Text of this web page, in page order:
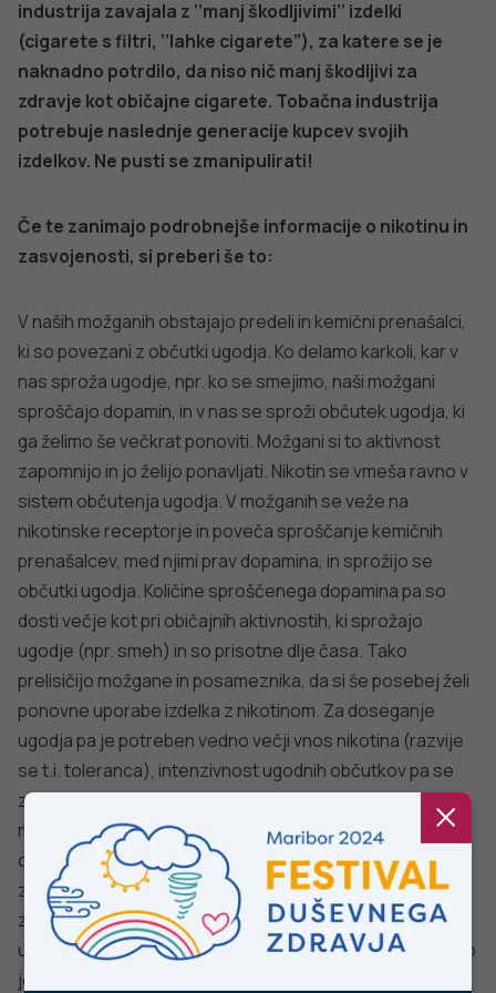
javno
zdravje
PREPREČEVANJE POŠKODB
Nasveti za varno in veselo noč čarovnic
PODROBNO
NALEZLJIVE BOLEZNI
Tedensko spremljanje respiratornega
PODROBNO
Stopite v stik z nami
Ne najdete odgovora na vaše vprašanje? Zastavite nam
vprašanje!
POŠLJI VPRAŠANJE
YouTube Instagram
TikTok LinkedIn